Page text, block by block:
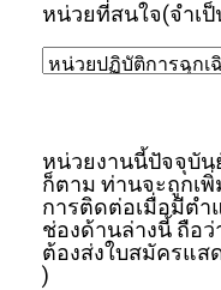
หน่วยที่สนใจ(จำเป็
หน่วยงานนี้ปัจจุบัน
ก็ตาม ท่านจะถูกเ
การติดต่อเมื่อมีตำ
ช่องด้านล่างนี้ ถือว่
ต้องส่งใบสมัครแส
)